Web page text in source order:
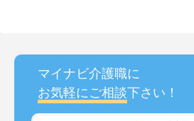
マイナビ介護職に
お気軽にご相談下さい！